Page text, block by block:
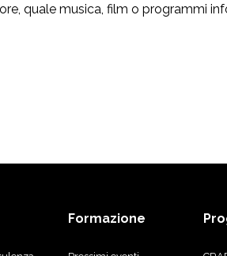
quale musica, film o programmi
Formazione